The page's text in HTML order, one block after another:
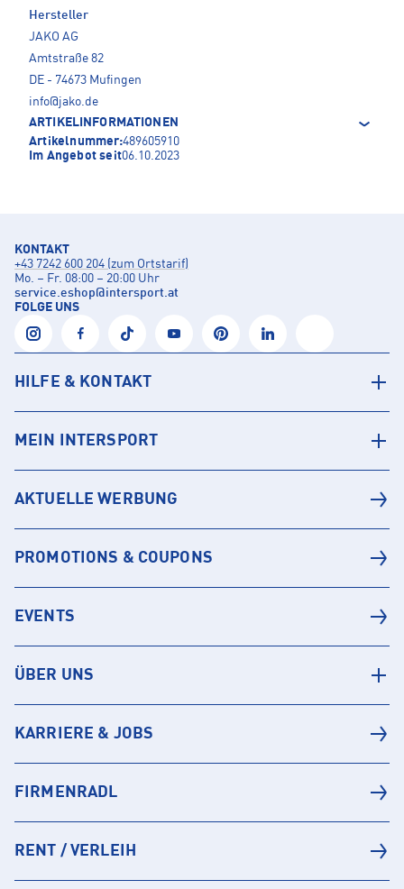
Hersteller
JAKO AG
Amtstraße 82
DE - 74673 Mufingen
info@jako.de
ARTIKELINFORMATIONEN
Artikelnummer:489605910
Im Angebot seit06.10.2023
KONTAKT
+43 7242 600 204 (zum Ortstarif)
Mo. – Fr. 08:00 – 20:00 Uhr
service.eshop@intersport.at
FOLGE UNS
HILFE & KONTAKT
MEIN INTERSPORT
AKTUELLE WERBUNG
PROMOTIONS & COUPONS
EVENTS
ÜBER UNS
KARRIERE & JOBS
FIRMENRADL
RENT / VERLEIH